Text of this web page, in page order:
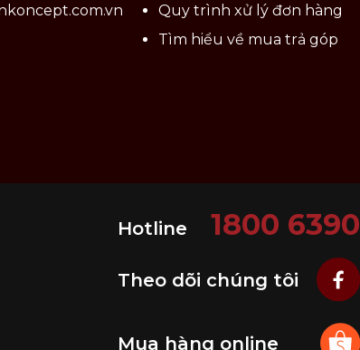
Quy trình xử lý đơn hàng
Tìm hiểu về mua trả góp
Hotline 1800 6390
Theo dõi chúng tôi
Mua hàng online